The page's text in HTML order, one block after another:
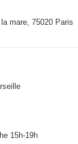
mare, 75020 Paris
15h-19h